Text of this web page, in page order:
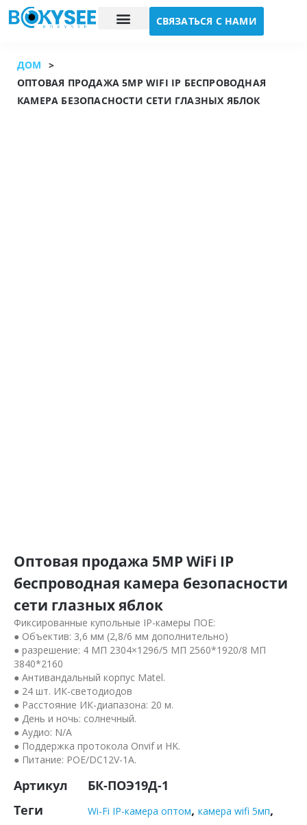
СВЯЗАТЬСЯ С НАМИ
ДОМ
>
ОПТОВАЯ ПРОДАЖА 5MP WIFI IP БЕСПРОВОДНАЯ
КАМЕРА БЕЗОПАСНОСТИ СЕТИ ГЛАЗНЫХ ЯБЛОК
Оптовая продажа 5MP WiFi IP
беспроводная камера безопасности
сети глазных яблок
Фиксированные купольные IP-камеры ПОЕ:
● Объектив: 3,6 мм (2,8/6 мм дополнительно)
● разрешение: 4 МП 2304×1296/5 МП 2560*1920/8 МП
3840*2160
● Антивандальный корпус Matel.
● 24 шт. ИК-светодиодов
● Расстояние ИК-диапазона: 20 м.
● День и ночь: солнечный.
● Аудио: N/A
● Поддержка протокола Onvif и HK.
● Питание: POE/DC12V-1A.
Артикул
БК-ПОЭ19Д-1
Теги
Wi-Fi IP-камера оптом, камера wifi 5мп,